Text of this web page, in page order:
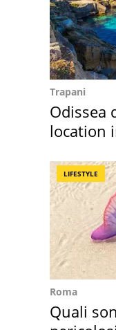
Trapani
Odissea
location
LIFESTYLE
Roma
Quali